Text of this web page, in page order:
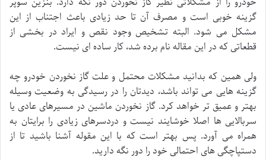
گزینه خوبی است و مصرف آن تا حد زیادی باعث اجتناب از این
مشکل می شود. البته تشخیص وجود نقص و ایراد در بخشی از
قطعاتی که در این مقاله نام برده شد، کار ساده ای نیست.
ولی همین که بدانید مشکلات محتمل و علت گاز نخوردن خودرو چه
گزینه هایی می تواند باشد، دیدتان را در رسیدگی به وضعیت وسیله
بهتر و عمیق تر خواهد کرد. گاز نخوردن ماشین در مسیرهای عادی یا
سربالایی ها اصلا خوشایند نیست و دردسرهای زیادی را برایتان به
همراه می آورد. پس بهتر است که با این مقوله آشنا باشید تا از
دستپاچگی های احتمالی خود را دور نگه دارید.